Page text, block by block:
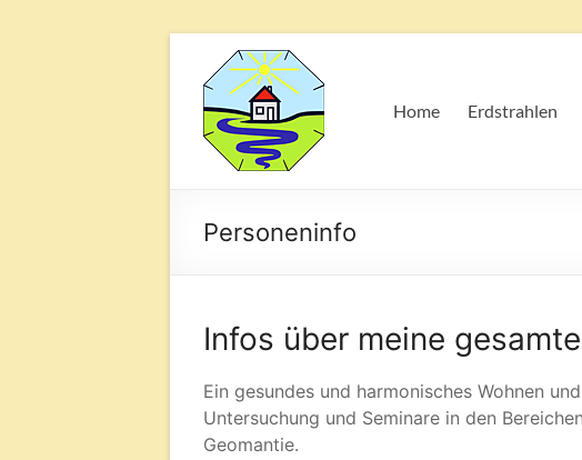
Erdstrahlen
–
Reiner
Erdstrahlen
Mensch
und
Natur
Home Erdstrahlen
Personeninfo
Infos über meine
Ein gesundes und harmonisches Wohnen
Untersuchung und Seminare in den
Geomantie.